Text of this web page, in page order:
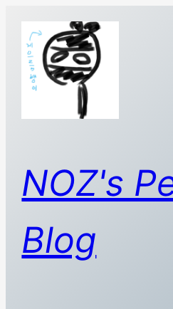
NOZ's
Blog